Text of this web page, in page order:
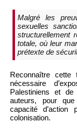
Malgré les
sexuelles
structurellement
totale, où leur
prétexte de
Reconnaître
nécessaire
Palestiniens et
auteurs, pour
capacité
colonisation.